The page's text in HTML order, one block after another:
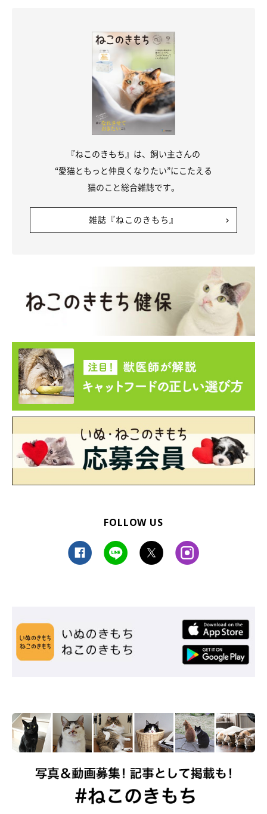
じた場合は、異変の可能性も。病気が疑われるのは、下記のよう
なケースです。
ことがあるので、飼い主さんは異変に気づける
炎症の原因としては、下記のようなものが考えられます。
環境の変化や、飼い主さんが長時間にわたっていないなど
の状況下で、長時間鳴き続ける
感染症などで喉に炎症が起こっている
尿石症を患っている
『ねこのきもち』は、飼い主さんの
“愛猫ともっと仲良くなりたい”にこたえる
猫のこと総合雑誌です。
雑誌『ねこのきもち』
FOLLOW US